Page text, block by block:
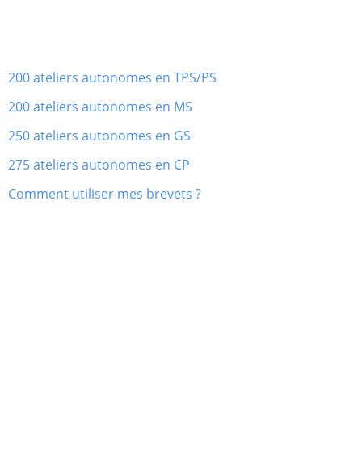
200 ateliers autonomes en TPS/PS
200 ateliers autonomes en MS
250 ateliers autonomes en GS
275 ateliers autonomes en CP
Comment utiliser mes brevets ?